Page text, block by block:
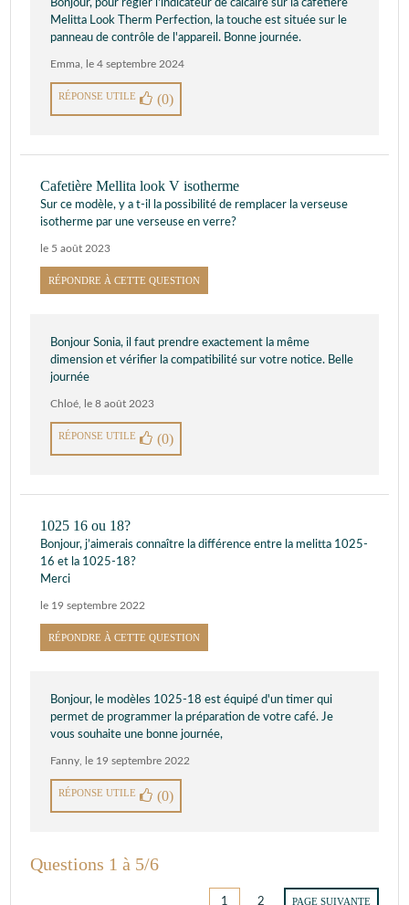
Bonjour, pour régler l'indicateur de calcaire sur la cafetière
Melitta Look Therm Perfection, la touche est située sur le
panneau de contrôle de l'appareil. Bonne journée.
Emma, le 4 septembre 2024
RÉPONSE UTILE (0)
Cafetière Mellita look V isotherme
Sur ce modèle, y a t-il la possibilité de remplacer la verseuse
isotherme par une verseuse en verre?
le 5 août 2023
RÉPONDRE À CETTE QUESTION
Bonjour Sonia, il faut prendre exactement la même
dimension et vérifier la compatibilité sur votre notice. Belle
journée
Chloé, le 8 août 2023
RÉPONSE UTILE (0)
1025 16 ou 18?
Bonjour, j’aimerais connaître la différence entre la melitta 1025-
16 et la 1025-18?
Merci
le 19 septembre 2022
RÉPONDRE À CETTE QUESTION
Bonjour, le modèles 1025-18 est équipé d'un timer qui
permet de programmer la préparation de votre café. Je
vous souhaite une bonne journée,
Fanny, le 19 septembre 2022
RÉPONSE UTILE (0)
Questions 1 à 5/6
1 2 PAGE SUIVANTE